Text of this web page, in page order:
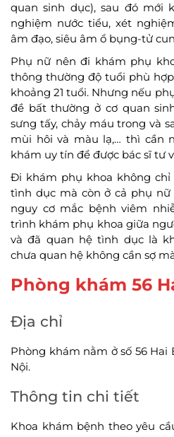
quan sinh dục), sau đó mới
nghiệm nước tiểu, xét
âm đạo, siêu âm ổ bụng-tử
Phụ nữ nên đi khám phụ
thông thường độ tuổi phù
khoảng 21 tuổi. Nhưng nếu
đề bất thường ở cơ quan
sưng tấy, chảy máu trong và
mùi hôi và màu lạ,… thì cần
khám uy tín để được bác sĩ tư
Đi khám phụ khoa không
tình dục mà còn ở cả phụ
nguy cơ mắc bệnh viêm
trình khám phụ khoa giữa
và đã quan hệ tình dục là
chưa quan hệ không cần sợ
Phòng khám 56
Địa chỉ
Phòng khám nằm ở số 56 Hai
Nội.
Thông tin chi tiết
Khoa khám bệnh theo yêu